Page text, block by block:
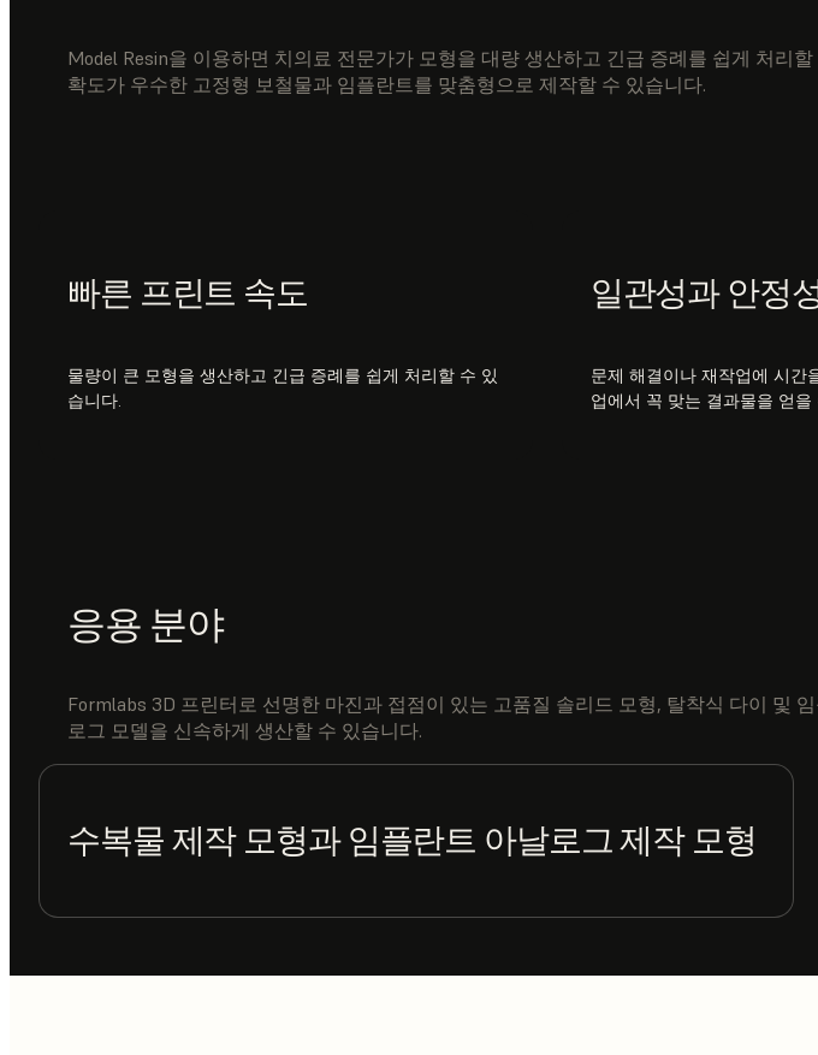
Model Resin을 이용하면 치의료 전문가가 모형을 대량 생산하고 긴급 증례를 쉽게 처리할
확도가 우수한 고정형 보철물과 임플란트를 맞춤형으로 제작할 수 있습니다.
빠른 프린트 속도
물량이 큰 모형을 생산하고 긴급 증례를 쉽게 처리할 수 있
습니다.
일관성과 안정
문제 해결이나 재작업에 시간
업에서 꼭 맞는 결과물을 얻을
응용 분야
Formlabs 3D 프린터로 선명한 마진과 접점이 있는 고품질 솔리드 모형, 탈착식 다이 및
로그 모델을 신속하게 생산할 수 있습니다.
수복물 제작 모형과 임플란트 아날로그 제작 모형